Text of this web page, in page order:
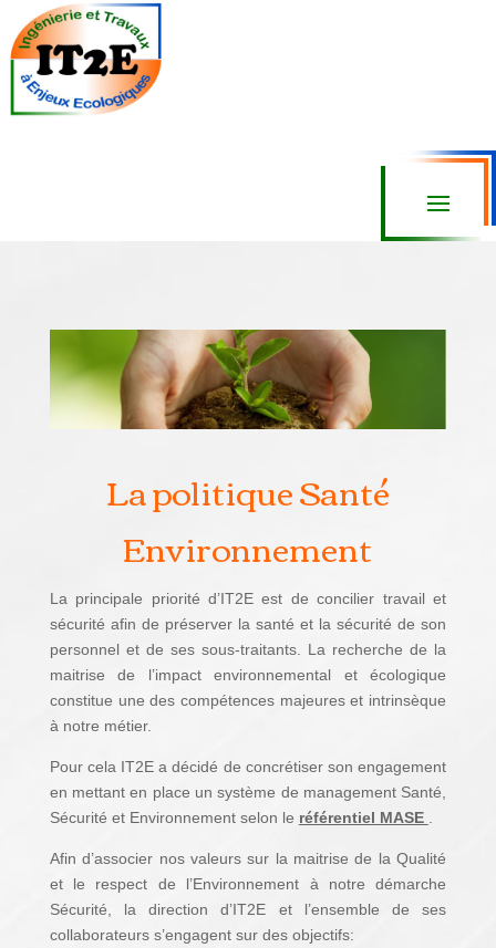
La politique Santé
Environnement
La principale priorité d’IT2E est de concilier travail et
sécurité afin de préserver la santé et la sécurité de son
personnel et de ses sous-traitants. La recherche de la
maitrise de l’impact environnemental et écologique
constitue une des compétences majeures et intrinsèque
à notre métier.
Pour cela IT2E a décidé de concrétiser son engagement
en mettant en place un système de management Santé,
Sécurité et Environnement selon le référentiel MASE
Afin d’associer nos valeurs sur la maitrise de la Qualité
et le respect de l’Environnement à notre démarche
Sécurité, la direction d’IT2E et l’ensemble de ses
collaborateurs s’engagent sur des objectifs: